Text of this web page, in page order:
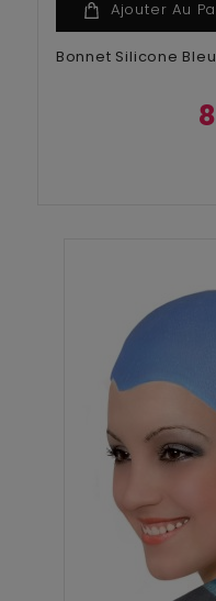
Ajouter Au
Bonnet Silicone